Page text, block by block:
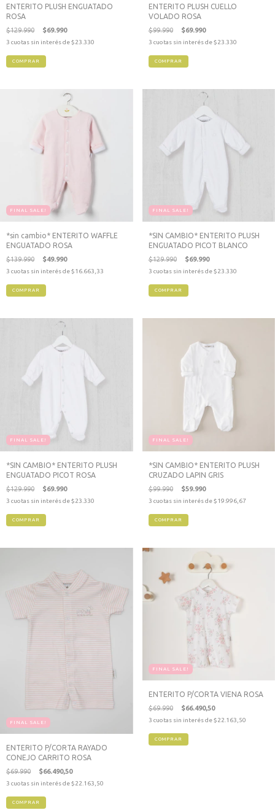
ENTERITO PLUSH ENGUATADO
ROSA
$129.990 $69.990
3 cuotas sin interés de$23.330
COMPRAR
ENTERITO PLUSH CUELLO
VOLADO ROSA
$99.990 $69.990
3 cuotas sin interés de$23.330
COMPRAR
FINAL SALE!
*sin cambio* ENTERITO WAFFLE
ENGUATADO ROSA
$139.990 $49.990
3 cuotas sin interés de$16.663,33
COMPRAR
FINAL SALE!
*SIN CAMBIO* ENTERITO PLUSH
ENGUATADO PICOT BLANCO
$129.990 $69.990
3 cuotas sin interés de$23.330
COMPRAR
FINAL SALE!
*SIN CAMBIO* ENTERITO PLUSH
ENGUATADO PICOT ROSA
$129.990 $69.990
3 cuotas sin interés de$23.330
COMPRAR
FINAL SALE!
*SIN CAMBIO* ENTERITO PLUSH
CRUZADO LAPIN GRIS
$99.990 $59.990
3 cuotas sin interés de$19.996,67
COMPRAR
FINAL SALE!
ENTERITO P/CORTA RAYADO
CONEJO CARRITO ROSA
$69.990 $66.490,50
3 cuotas sin interés de$22.163,50
COMPRAR
FINAL SALE!
ENTERITO P/CORTA VIENA ROSA
$69.990 $66.490,50
3 cuotas sin interés de$22.163,50
COMPRAR